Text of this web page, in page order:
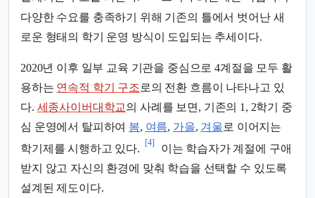
다양한 수요를 충족하기 위해 기존의 틀에서 벗어난 새
로운 형태의 학기 운영 방식이 도입되는 추세이다.
2020년 이후 일부 교육 기관을 중심으로 4계절을 모두 활
용하는 연속적 학기 구조 로의 전환 흐름이 나타나고 있
다. 세종사이버대학교의 사례를 보면, 기존의 1, 2학기 중
심 운영에서 탈피하여 봄, 여름, 가을, 겨울 로 이어지는
학기제를 시행하고 있다.
[4]
이는 학습자가 계절에 구애
받지 않고 자신의 환경에 맞춰 학습을 선택할 수 있도록
설계된 제도이다.